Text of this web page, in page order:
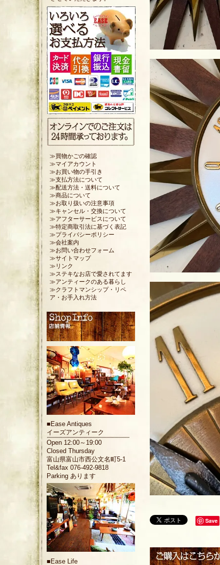
Save
≫買物かごの確認
≫マイアカウント
≫お買い物の手引き
≫支払方法について
≫配送方法・送料について
≫商品について
≫お取り扱いの注意事項
≫キャンセル・交換について
≫アフターサービスについて
≫特定商取引法に基づく表記
≫プライバシーポリシー
≫会社案内
≫お問い合わせフォーム
≫サイトマップ
≫リンク
≫ステキなお店で愛されてます
≫アンティークのある暮らし
≫クラフトマンシップ・リペ
ア・お手入れ方法
■ Ease Antiques
イーズアンティーク
Open 12:00～19:00
Closed Thursday
富山県富山市西公文名町5-1
Tel&fax 076-492-9818
Parking あります
■ Ease Life